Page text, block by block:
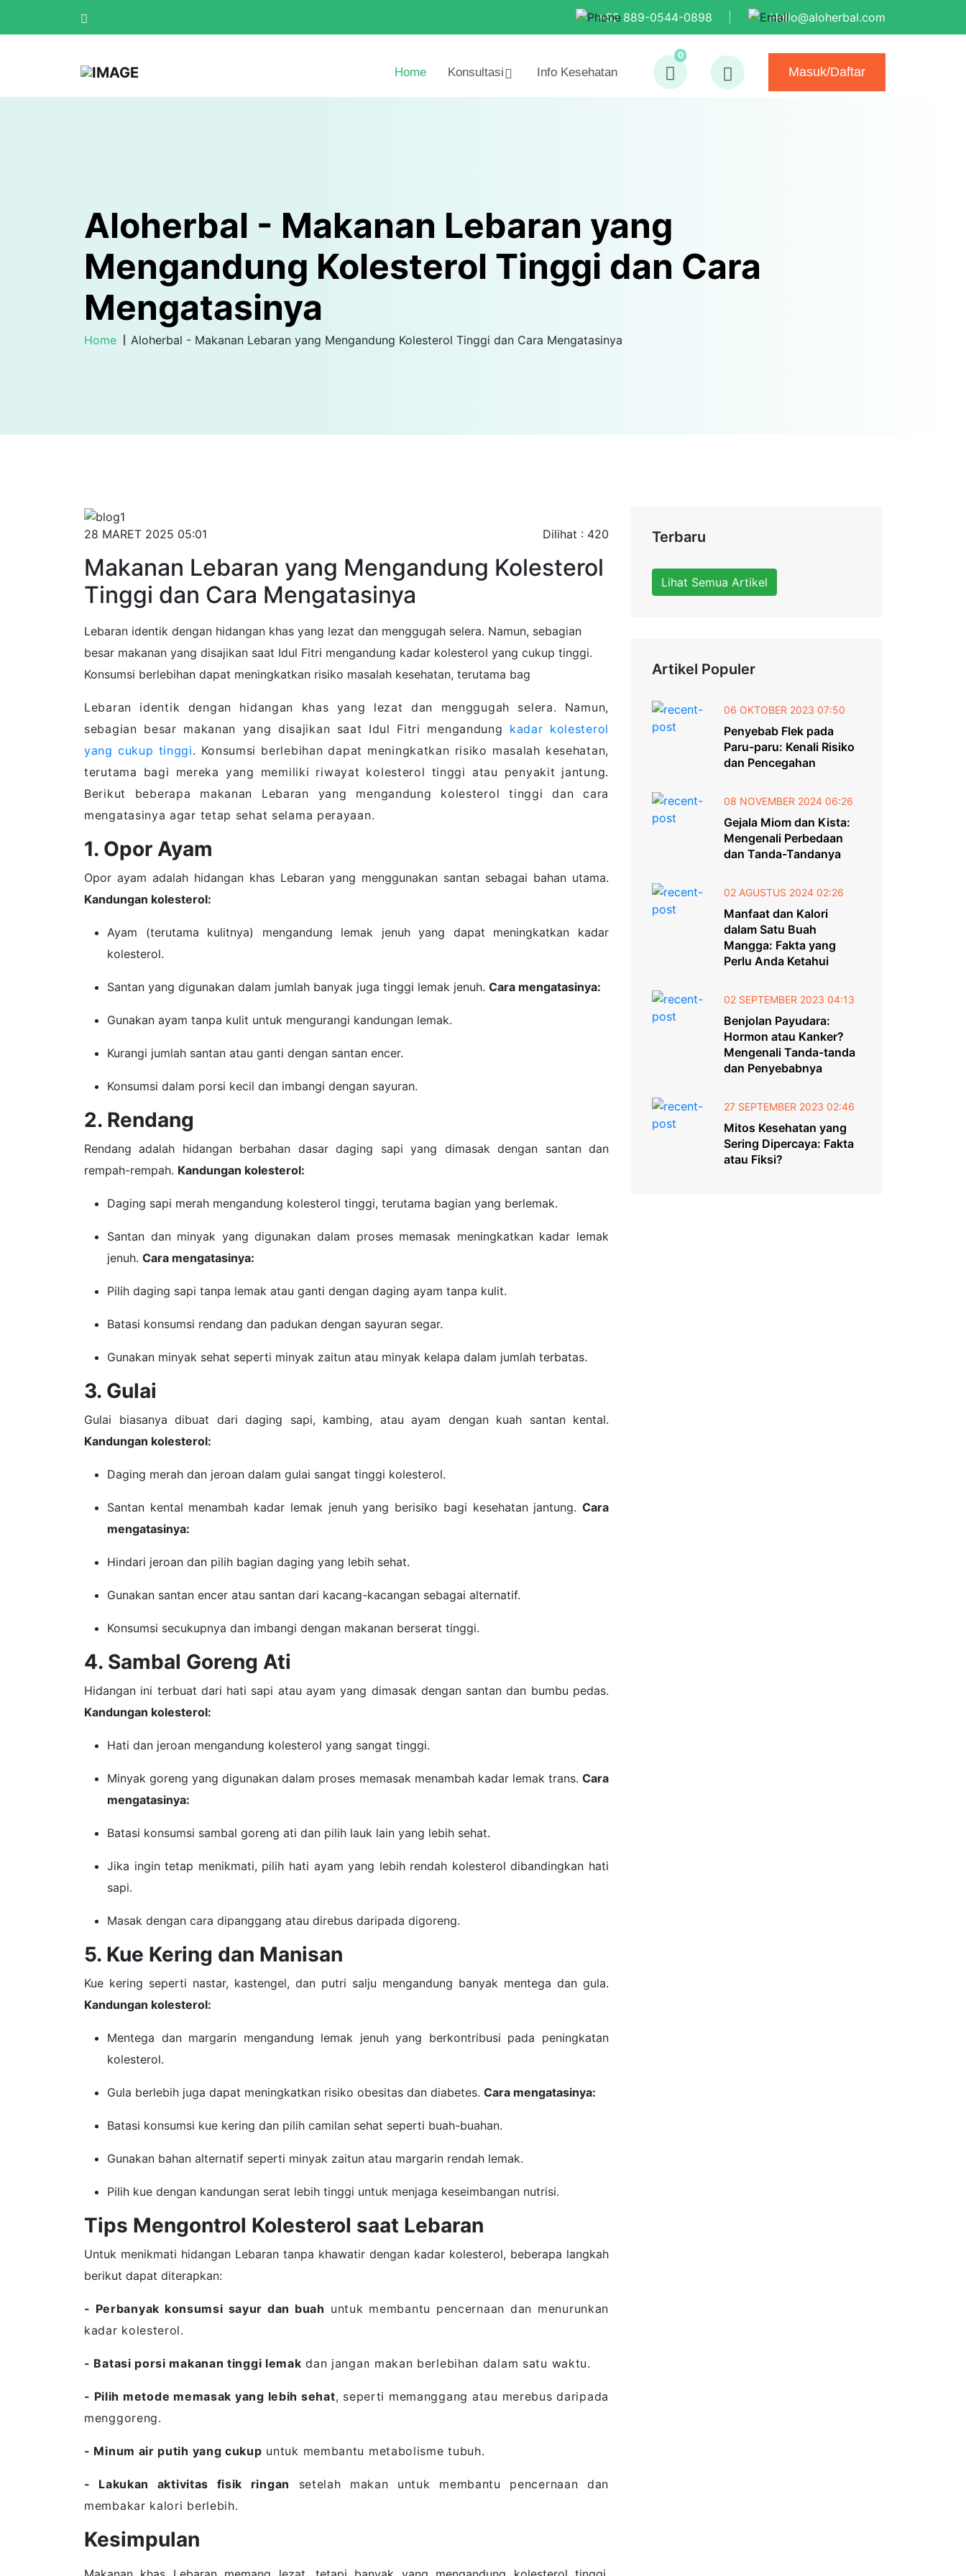
+62 889-0544-0898 Hello@aloherbal.com
Home Konsultasi Info Kesehatan
0
Masuk/Daftar
Aloherbal - Makanan Lebaran yang
Mengandung Kolesterol Tinggi dan Cara
Mengatasinya
Home Aloherbal - Makanan Lebaran yang Mengandung Kolesterol Tinggi dan Cara Mengatasinya
28 MARET 2025 05:01 Dilihat : 420
Makanan Lebaran yang Mengandung Kolesterol
Tinggi dan Cara Mengatasinya
Lebaran identik dengan hidangan khas yang lezat dan menggugah selera. Namun, sebagian
besar makanan yang disajikan saat Idul Fitri mengandung kadar kolesterol yang cukup tinggi.
Konsumsi berlebihan dapat meningkatkan risiko masalah kesehatan, terutama bag
Lebaran identik dengan hidangan khas yang lezat dan menggugah selera. Namun,
sebagian besar makanan yang disajikan saat Idul Fitri mengandung kadar kolesterol
yang cukup tinggi. Konsumsi berlebihan dapat meningkatkan risiko masalah kesehatan,
terutama bagi mereka yang memiliki riwayat kolesterol tinggi atau penyakit jantung.
Berikut beberapa makanan Lebaran yang mengandung kolesterol tinggi dan cara
mengatasinya agar tetap sehat selama perayaan.
1. Opor Ayam
Opor ayam adalah hidangan khas Lebaran yang menggunakan santan sebagai bahan utama.
Kandungan kolesterol:
Ayam (terutama kulitnya) mengandung lemak jenuh yang dapat meningkatkan kadar
kolesterol.
Santan yang digunakan dalam jumlah banyak juga tinggi lemak jenuh. Cara mengatasinya:
Gunakan ayam tanpa kulit untuk mengurangi kandungan lemak.
Kurangi jumlah santan atau ganti dengan santan encer.
Konsumsi dalam porsi kecil dan imbangi dengan sayuran.
2. Rendang
Rendang adalah hidangan berbahan dasar daging sapi yang dimasak dengan santan dan
rempah-rempah. Kandungan kolesterol:
Daging sapi merah mengandung kolesterol tinggi, terutama bagian yang berlemak.
Santan dan minyak yang digunakan dalam proses memasak meningkatkan kadar lemak
jenuh. Cara mengatasinya:
Pilih daging sapi tanpa lemak atau ganti dengan daging ayam tanpa kulit.
Batasi konsumsi rendang dan padukan dengan sayuran segar.
Gunakan minyak sehat seperti minyak zaitun atau minyak kelapa dalam jumlah terbatas.
3. Gulai
Gulai biasanya dibuat dari daging sapi, kambing, atau ayam dengan kuah santan kental.
Kandungan kolesterol:
Daging merah dan jeroan dalam gulai sangat tinggi kolesterol.
Santan kental menambah kadar lemak jenuh yang berisiko bagi kesehatan jantung. Cara
mengatasinya:
Hindari jeroan dan pilih bagian daging yang lebih sehat.
Gunakan santan encer atau santan dari kacang-kacangan sebagai alternatif.
Konsumsi secukupnya dan imbangi dengan makanan berserat tinggi.
4. Sambal Goreng Ati
Hidangan ini terbuat dari hati sapi atau ayam yang dimasak dengan santan dan bumbu pedas.
Kandungan kolesterol:
Hati dan jeroan mengandung kolesterol yang sangat tinggi.
Minyak goreng yang digunakan dalam proses memasak menambah kadar lemak trans. Cara
mengatasinya:
Batasi konsumsi sambal goreng ati dan pilih lauk lain yang lebih sehat.
Jika ingin tetap menikmati, pilih hati ayam yang lebih rendah kolesterol dibandingkan hati
sapi.
Masak dengan cara dipanggang atau direbus daripada digoreng.
5. Kue Kering dan Manisan
Kue kering seperti nastar, kastengel, dan putri salju mengandung banyak mentega dan gula.
Kandungan kolesterol:
Mentega dan margarin mengandung lemak jenuh yang berkontribusi pada peningkatan
kolesterol.
Gula berlebih juga dapat meningkatkan risiko obesitas dan diabetes. Cara mengatasinya:
Batasi konsumsi kue kering dan pilih camilan sehat seperti buah-buahan.
Gunakan bahan alternatif seperti minyak zaitun atau margarin rendah lemak.
Pilih kue dengan kandungan serat lebih tinggi untuk menjaga keseimbangan nutrisi.
Tips Mengontrol Kolesterol saat Lebaran
Untuk menikmati hidangan Lebaran tanpa khawatir dengan kadar kolesterol, beberapa langkah
berikut dapat diterapkan:
- Perbanyak konsumsi sayur dan buah untuk membantu pencernaan dan menurunkan
kadar kolesterol.
- Batasi porsi makanan tinggi lemak dan jangan makan berlebihan dalam satu waktu.
- Pilih metode memasak yang lebih sehat, seperti memanggang atau merebus daripada
menggoreng.
- Minum air putih yang cukup untuk membantu metabolisme tubuh.
- Lakukan aktivitas fisik ringan setelah makan untuk membantu pencernaan dan
membakar kalori berlebih.
Kesimpulan
Terbaru
Lihat Semua Artikel
Artikel Populer
06 OKTOBER 2023 07:50
Penyebab Flek pada
Paru-paru: Kenali Risiko
dan Pencegahan
08 NOVEMBER 2024 06:26
Gejala Miom dan Kista:
Mengenali Perbedaan
dan Tanda-Tandanya
02 AGUSTUS 2024 02:26
Manfaat dan Kalori
dalam Satu Buah
Mangga: Fakta yang
Perlu Anda Ketahui
02 SEPTEMBER 2023 04:13
Benjolan Payudara:
Hormon atau Kanker?
Mengenali Tanda-tanda
dan Penyebabnya
27 SEPTEMBER 2023 02:46
Mitos Kesehatan yang
Sering Dipercaya: Fakta
atau Fiksi?